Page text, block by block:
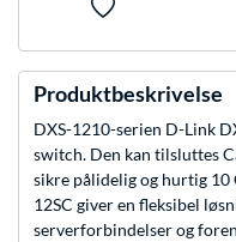
Produktbeskrivelse
DXS-1210-serien D-Link
switch. Den kan tilsluttes
sikre pålidelig og hurtig
12SC giver en fleksibel
serverforbindelser og